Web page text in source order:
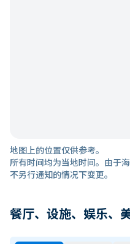
地图上的位置仅供参考。
所有时间均为当地时间。由于
不另行通知的情况下变更。
餐厅、设施、娱乐、